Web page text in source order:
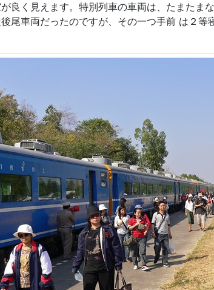
良く見えます。特別列車の車両は、たまた
尾車両だったのですが、その一つ手前 は２